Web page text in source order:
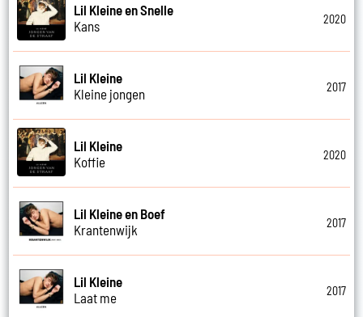
Lil Kleine en Snelle
Kans
2020
Lil Kleine
Kleine jongen
2017
Lil Kleine
Koffie
2020
Lil Kleine en Boef
Krantenwijk
2017
Lil Kleine
Laat me
2017